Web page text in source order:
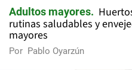
Adultos mayores
rutinas saludables y
mayores
Por Pablo Oyarzún